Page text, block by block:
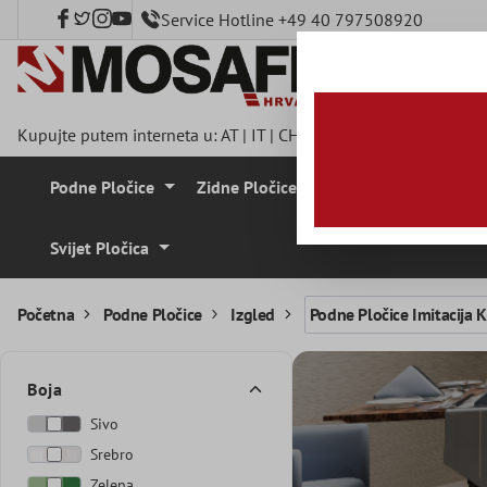
glavni sadržaj Service Hotline +49 40 797508920
Kupujte putem interneta u:AT| IT| CH
Podne Pločice Zidne Pločice
Svijet Pločica
Početna Podne Pločice Izgled Podne Pločice Imitacija
Boja
Sivo
Srebro